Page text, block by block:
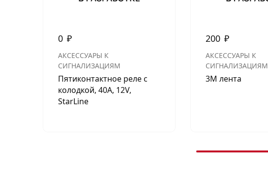
0 ₽
АКСЕССУАРЫ К
СИГНАЛИЗАЦИЯМ
Пятиконтактное реле с
колодкой, 40А, 12V,
StarLine
200 ₽
АКСЕССУАРЫ К
СИГНАЛИЗАЦИЯМ
3М лента